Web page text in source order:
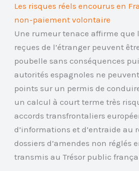
Les risques réels encourus en
non-paiement volontaire
Une rumeur tenace affirme que
reçues de l’étranger peuvent
poubelle sans conséquences
autorités espagnoles ne
points sur un permis de
un calcul à court terme très
accords transfrontaliers
d’informations et d’entraide au
dossiers d’amendes non réglés
transmis au Trésor public